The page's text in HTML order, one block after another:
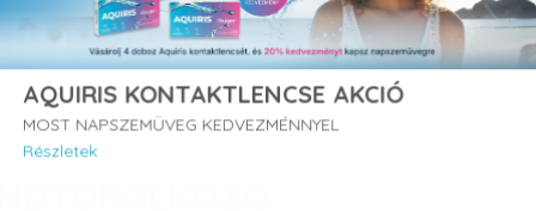
AQUIRIS KONTAKTLENCSE AKCIÓ
MOST NAPSZEMÜVEG KEDVEZMÉNNYEL
Részletek